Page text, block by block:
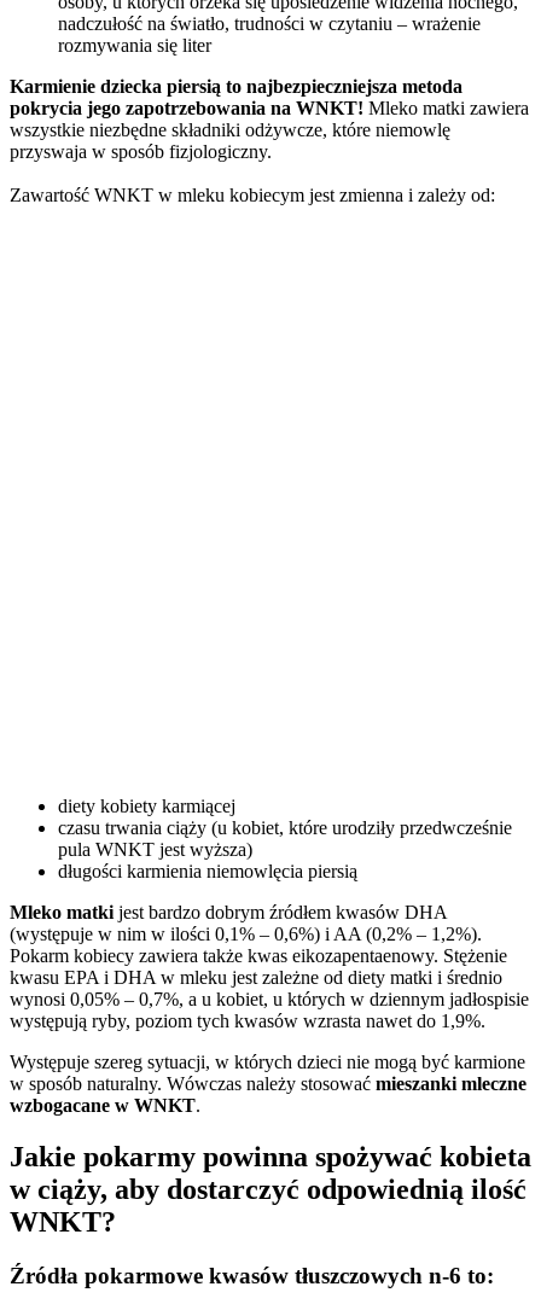
nadczułość na światło, trudności w czytaniu – wrażenie
rozmywania się liter
Karmienie dziecka piersią to najbezpieczniejsza metoda
pokrycia jego zapotrzebowania na WNKT! Mleko matki zawiera
wszystkie niezbędne składniki odżywcze, które niemowlę
przyswaja w sposób fizjologiczny.
Zawartość WNKT w mleku kobiecym jest zmienna i zależy od:
diety kobiety karmiącej
czasu trwania ciąży (u kobiet, które urodziły przedwcześnie
pula WNKT jest wyższa)
długości karmienia niemowlęcia piersią
Mleko matkijest bardzo dobrym źródłem kwasów DHA
(występuje w nim w ilości 0,1% – 0,6%) i AA (0,2% – 1,2%).
Pokarm kobiecy zawiera także kwas eikozapentaenowy. Stężenie
kwasu EPA i DHA w mleku jest zależne od diety matki i średnio
wynosi 0,05% – 0,7%, a u kobiet, u których w dziennym jadłospisie
występują ryby, poziom tych kwasów wzrasta nawet do 1,9%.
Występuje szereg sytuacji, w których dzieci nie mogą być karmione
w sposób naturalny. Wówczas należy stosować mieszanki mleczne
wzbogacane w WNKT.
Jakie pokarmy powinna spożywać kobieta
w ciąży, aby dostarczyć odpowiednią ilość
WNKT?
Źródła pokarmowe kwasów tłuszczowych n-6 to: